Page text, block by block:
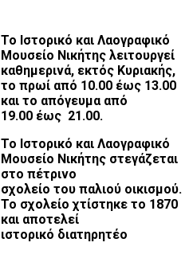
Το Ιστορικό και Λαογραφικό
Μουσείο Νικήτης λειτουργεί
καθημερινά, εκτός Κυριακής,
το πρωί από 10.00 έως 13.00
και το απόγευμα από
19.00 έως 21.00.
Το Ιστορικό και Λαογραφικό
Μουσείο Νικήτης στεγάζεται
στο πέτρινο
σχολείο του παλιού οικισμού.
Το σχολείο χτίστηκε το 1870
και αποτελεί
ιστορικό διατηρητέο